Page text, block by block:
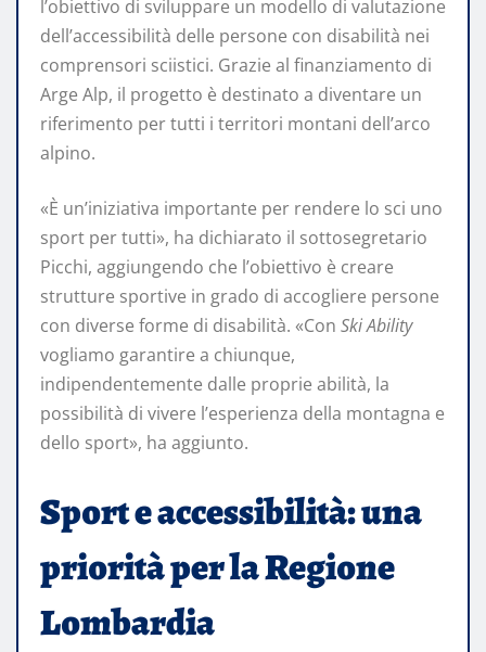
l’obiettivo di sviluppare un modello di valutazione
dell’accessibilità delle persone con disabilità nei
comprensori sciistici. Grazie al finanziamento di
Arge Alp, il progetto è destinato a diventare un
riferimento per tutti i territori montani dell’arco
alpino.
«È un’iniziativa importante per rendere lo sci uno
sport per tutti», ha dichiarato il sottosegretario
Picchi, aggiungendo che l’obiettivo è creare
strutture sportive in grado di accogliere persone
con diverse forme di disabilità. «Con Ski Ability
vogliamo garantire a chiunque,
indipendentemente dalle proprie abilità, la
possibilità di vivere l’esperienza della montagna e
dello sport», ha aggiunto.
Sport e accessibilità: una
priorità per la Regione
Lombardia